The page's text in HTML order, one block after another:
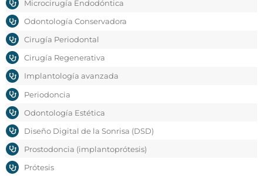
Microcirugía Endodóntica
Odontología Conservadora
Cirugía Periodontal
Cirugía Regenerativa
Implantología avanzada
Periodoncia
Odontología Estética
Diseño Digital de la Sonrisa (DSD)
Prostodoncia (implantoprótesis)
Prótesis